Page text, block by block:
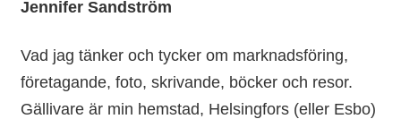
Jennifer Sandström
Vad jag tänker och tycker om marknadsföring,
företagande, foto, skrivande, böcker och resor.
Gällivare är min hemstad, Helsingfors (eller Esbo)